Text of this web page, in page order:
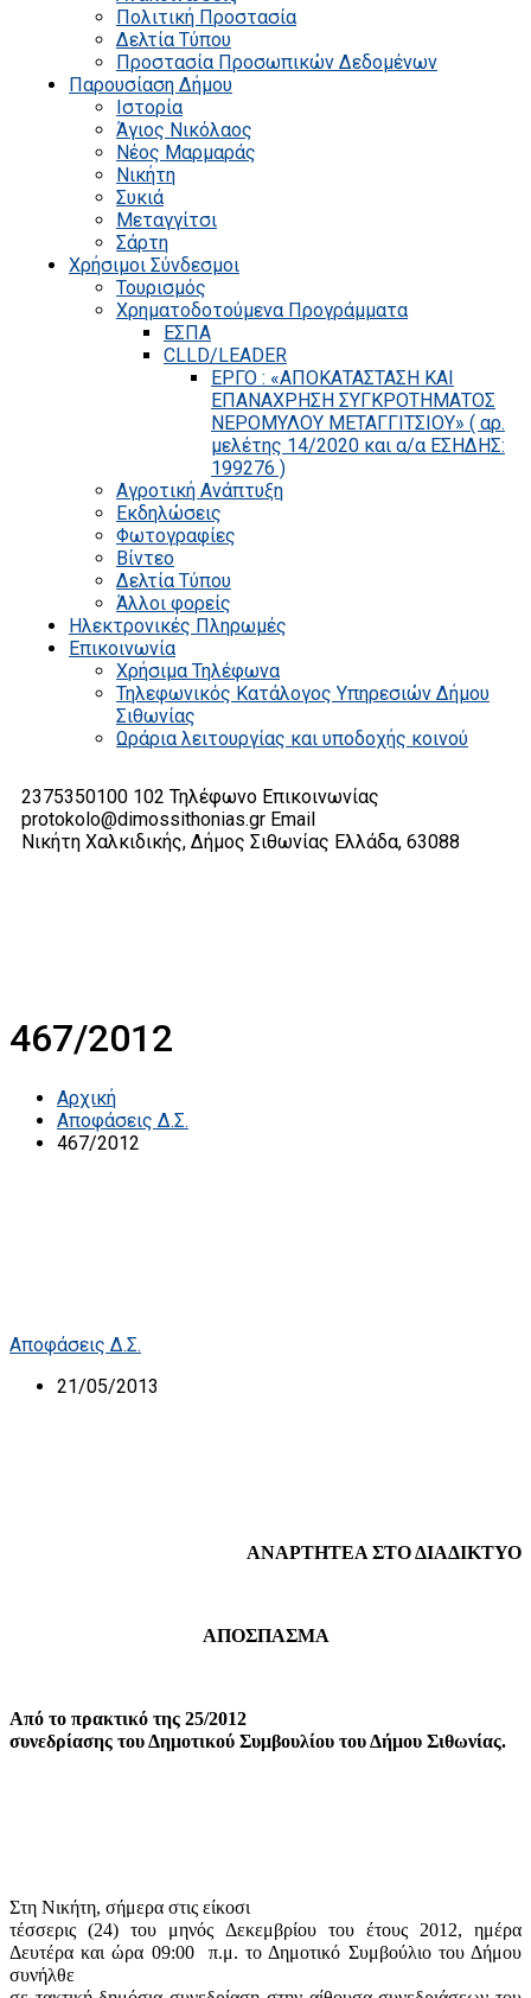
Πολιτική Προστασία
Δελτία Τύπου
Προστασία Προσωπικών Δεδομένων
Παρουσίαση Δήμου
Ιστορία
Άγιος Νικόλαος
Νέος Μαρμαράς
Νικήτη
Συκιά
Μεταγγίτσι
Σάρτη
Χρήσιμοι Σύνδεσμοι
Τουρισμός
Χρηματοδοτούμενα Προγράμματα
ΕΣΠΑ
CLLD/LEADER
ΕΡΓΟ : «ΑΠΟΚΑΤΑΣΤΑΣΗ ΚΑΙ
ΕΠΑΝΑΧΡΗΣΗ ΣΥΓΚΡΟΤΗΜΑΤΟΣ
ΝΕΡΟΜΥΛΟΥ ΜΕΤΑΓΓΙΤΣΙΟΥ» ( αρ.
μελέτης 14/2020 και α/α ΕΣΗΔΗΣ:
199276 )
Αγροτική Ανάπτυξη
Εκδηλώσεις
Φωτογραφίες
Βίντεο
Δελτία Τύπου
Άλλοι φορείς
Ηλεκτρονικές Πληρωμές
Επικοινωνία
Χρήσιμα Τηλέφωνα
Τηλεφωνικός Κατάλογος Υπηρεσιών Δήμου
Σιθωνίας
Ωράρια λειτουργίας και υποδοχής κοινού
2375350100 102 Τηλέφωνο Επικοινωνίας
protokolo@dimossithonias.gr Email
Νικήτη Χαλκιδικής, Δήμος Σιθωνίας Ελλάδα, 63088
467/2012
Αρχική
Αποφάσεις Δ.Σ.
467/2012
Αποφάσεις Δ.Σ.
21/05/2013
ΑΝΑΡΤΗΤΕΑ ΣΤΟ ΔΙΑΔΙΚΤΥΟ
ΑΠΟΣΠΑΣΜΑ
Από το πρακτικό της 25/2012
συνεδρίασης του Δημοτικού Συμβουλίου του Δήμου Σιθωνίας.
Στη Νικήτη, σήμερα στις είκοσι
τέσσερις (24) του μηνός Δεκεμβρίου του έτους 2012, ημέρα
Δευτέρα και ώρα 09:00
π.μ. το Δημοτικό Συμβούλιο του Δήμου
συνήλθε